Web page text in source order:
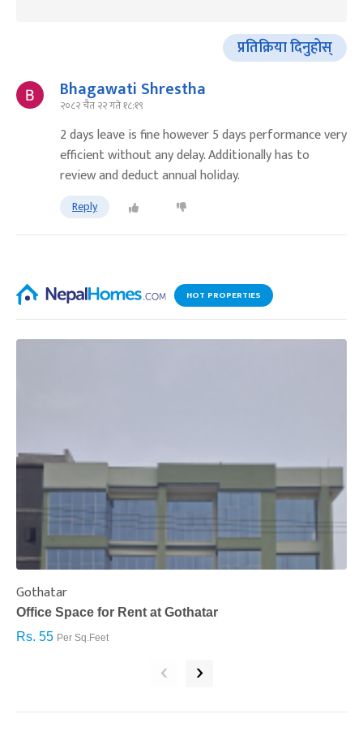
प्रतिक्रिया दिनुहोस्
Bhagawati Shrestha
२०८२ चैत २२ गते १८:१९
2 days leave is fine however 5 days performance very
efficient without any delay. Additionally has to
review and deduct annual holiday.
Reply
HOT PROPERTIES
Gothatar
Office Space for Rent at Gothatar
Rs. 55 Per Sq.Feet
‹ ›